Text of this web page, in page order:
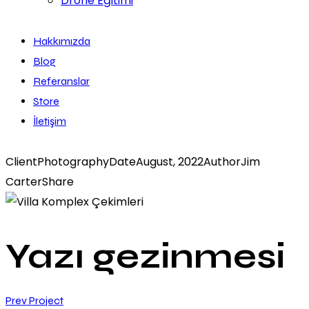
Hakkımızda
Blog
Referanslar
Store
İletişim
ClientPhotographyDateAugust, 2022AuthorJim
CarterShare
Yazı gezinmesi
Prev Project